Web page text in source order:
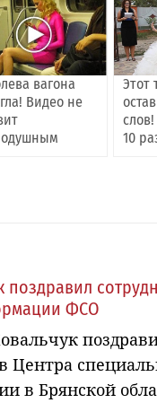
вагона
Видео не
Этот
10
поздравил
ФСО
Центра
в Брянской